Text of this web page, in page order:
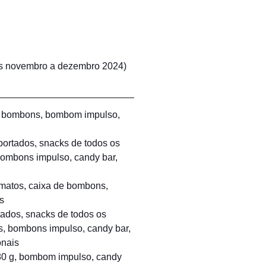
novembro a dezembro 2024)
bombom impulso,
snacks de todos os
impulso, candy bar,
caixa de bombons,
snacks de todos os
bombons impulso, candy bar,
g, bombom impulso, candy